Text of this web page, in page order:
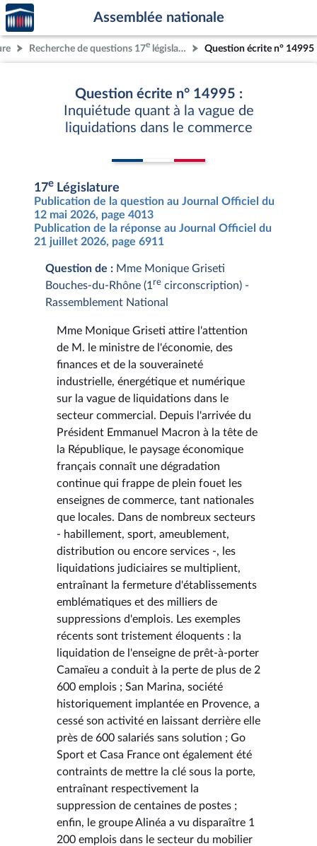
Aller au contenu
Aller en bas de la page
Accèder
à la
page
d'accueil
Assemblée nationale
Recherche de questions 17e législature Question écrite n° 14995
Question écrite n° 14995 :
Inquiétude quant à la vague de
liquidations dans le commerce
17e Législature
Publication de la question au Journal Officiel du
12 mai 2026, page 4013
Publication de la réponse au Journal Officiel du
21 juillet 2026, page 6911
Question de : Mme Monique Griseti
Bouches-du-Rhône (1 re circonscription) -
Rassemblement National
Mme Monique Griseti attire l'attention
de M. le ministre de l'économie, des
finances et de la souveraineté
industrielle, énergétique et numérique
sur la vague de liquidations dans le
secteur commercial. Depuis l'arrivée du
Président Emmanuel Macron à la tête de
la République, le paysage économique
français connaît une dégradation
continue qui frappe de plein fouet les
enseignes de commerce, tant nationales
que locales. Dans de nombreux secteurs
- habillement, sport, ameublement,
distribution ou encore services -, les
liquidations judiciaires se multiplient,
entraînant la fermeture d'établissements
emblématiques et des milliers de
suppressions d'emplois. Les exemples
récents sont tristement éloquents : la
liquidation de l'enseigne de prêt-à-porter
Camaïeu a conduit à la perte de plus de 2
600 emplois ; San Marina, société
historiquement implantée en Provence, a
cessé son activité en laissant derrière elle
près de 600 salariés sans solution ; Go
Sport et Casa France ont également été
contraints de mettre la clé sous la porte,
entraînant respectivement la
suppression de centaines de postes ;
enfin, le groupe Alinéa a vu disparaître 1
200 emplois dans le secteur du mobilier